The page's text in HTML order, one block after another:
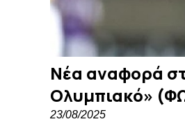
Νέα αναφορά
Ολυμπιακό»
23/08/2025